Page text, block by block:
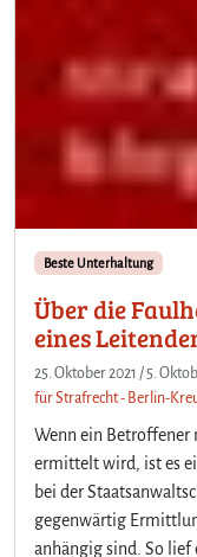
Beste Unterhaltung
Über die
eines
25. Oktober 2021 / 5.
für Strafrecht - Berlin-
Wenn ein Betroffener
ermittelt wird, ist es
bei der
gegenwärtig
anhängig sind. So